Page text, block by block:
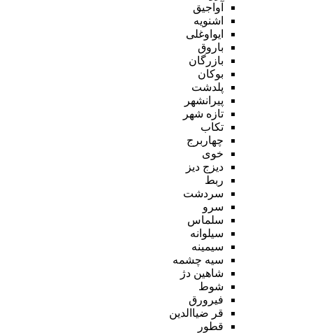
آواجیق
اشنویه
ایواوغلی
باروق
بازرگان
بوکان
پلدشت
پیرانشهر
تازه شهر
تکاب
چهاربرج
خوی
دیزج دیز
ربط
سردشت
سرو
سلماس
سیلوانه
سیمینه
سیه چشمه
شاهین دژ
شوط
فیرورق
قر ضیاالدین
قطور